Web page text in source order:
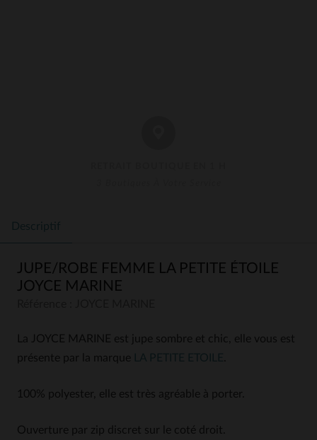
Descriptif
JUPE/ROBE FEMME LA PETITE ÉTOILE
JOYCE MARINE
La JOYCE MARINE est jupe sombre et chic, elle vous est
présente par la marque
LA PETITE ETOILE
100% polyester, elle est très agréable à porter.
Ouverture par zip discret sur le coté droit.